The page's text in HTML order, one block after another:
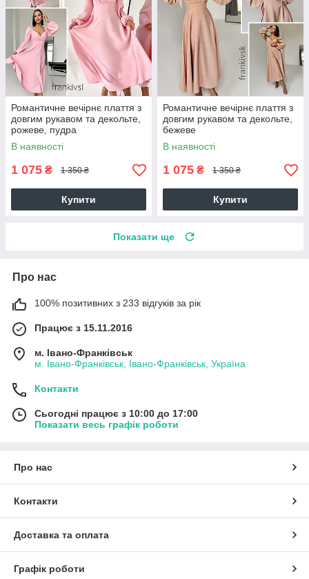
Романтичне вечірнє плаття з
довгим рукавом та декольте,
рожеве, пудра
В наявності
1 075 ₴ 1 350 ₴
Купити
Романтичне вечірнє плаття з
довгим рукавом та декольте,
бежеве
В наявності
1 075 ₴ 1 350 ₴
Купити
Показати ще
Про нас
100% позитивних з 233 відгуків за рік
Працює з 15.11.2016
м. Івано-Франківськ
м. Івано-Франківськ, Івано-Франківськ, Україна
Контакти
Сьогодні працює з 10:00 до 17:00
Показати весь графік роботи
Про нас
Контакти
Доставка та оплата
Графік роботи